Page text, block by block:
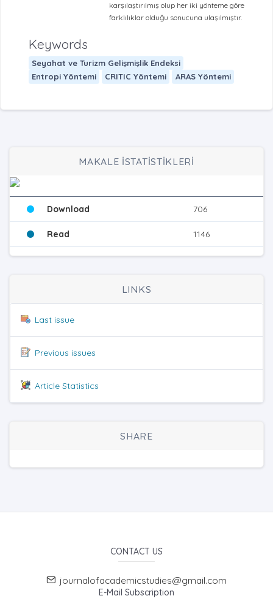
karşılaştırılmış olup her iki yönteme göre
farklılıklar olduğu sonucuna ulaşılmıştır.
Keywords
Seyahat ve Turizm Gelişmişlik Endeksi
Entropi Yöntemi
CRITIC Yöntemi ARAS Yöntemi
MAKALE İSTATİSTİKLERİ
Download 706
Read 1146
LINKS
Last issue
Previous issues
Article Statistics
SHARE
CONTACT US
journalofacademicstudies@gmail.com
E-Mail Subscription